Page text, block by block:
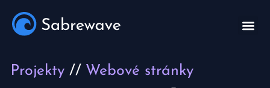
Projekty Webové stránky